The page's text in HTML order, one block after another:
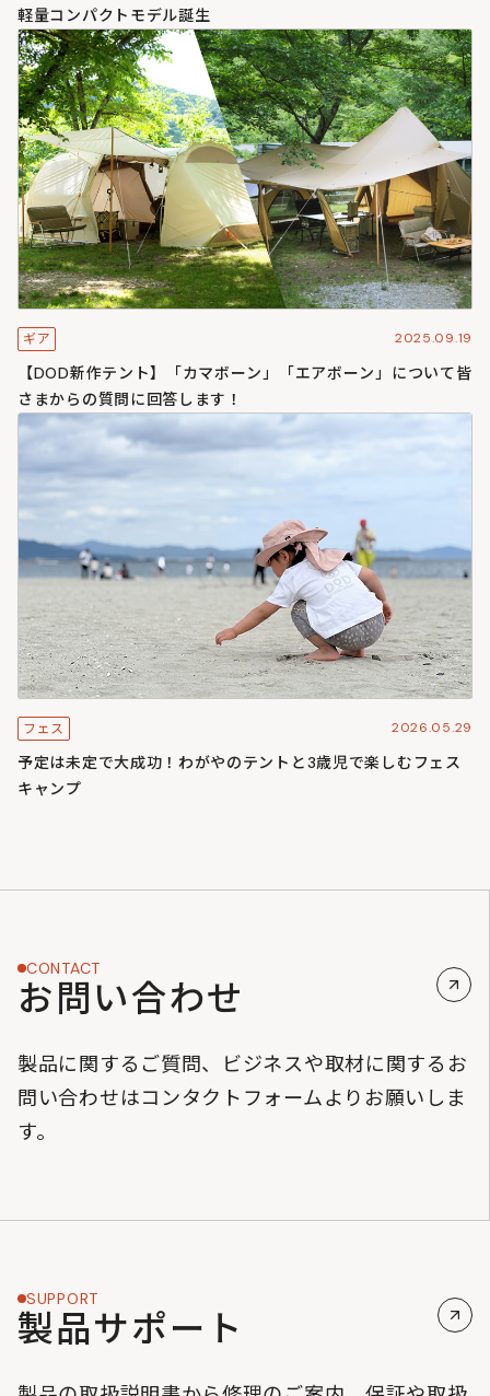
軽量コンパクトモデル誕生
ギア 2025.09.19
【DOD新作テント】「カマボーン」「エアボーン」について皆
さまからの質問に回答します！
フェス 2026.05.29
予定は未定で大成功！わがやのテントと3歳児で楽しむフェス
キャンプ
CONTACT
お問い合わせ
製品に関するご質問、ビジネスや取材に関するお
問い合わせはコンタクトフォームよりお願いしま
す。
SUPPORT
製品サポート